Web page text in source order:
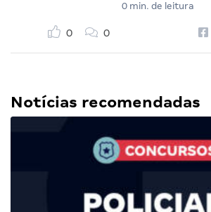
0 min. de leitura
0 0
Notícias recomendadas